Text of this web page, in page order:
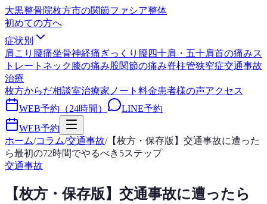
大黒整骨院枚方市の関節ファシア整体
初めての方へ
症状別
肩こり 腰痛坐骨神経痛ぎっくり腰四十肩・五十肩首の痛みス
トレートネック膝の痛み股関節の痛み脊柱管狭窄症交通事故
治療
枚方からだ相談室治療家ノート 料金患者様の声アクセス
WEB予約（24時間）
LINE予約
WEB予約
ホーム/コラム/交通事故/【枚方・保存版】交通事故に遭った
ら最初の72時間でやるべき5ステップ
交通事故
【枚方・保存版】交通事故に遭ったら